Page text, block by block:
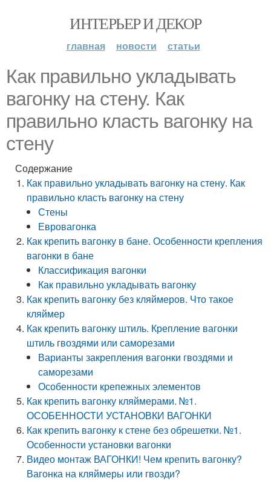
ИНТЕРЬЕР И ДЕКОР
главная новости статьи
Как правильно укладывать
вагонку на стену. Как
правильно класть вагонку на
стену
Содержание
Как правильно укладывать вагонку на стену. Как
правильно класть вагонку на стену
Стены
Евровагонка
Как крепить вагонку в бане. Особенности крепления
вагонки в бане
Классификация вагонки
Как правильно укладывать вагонку
Как крепить вагонку без кляймеров. Что такое
кляймер
Как крепить вагонку штиль. Крепление вагонки
штиль гвоздями или саморезами
Варианты закрепления вагонки гвоздями и
саморезами
Особенности крепежных элементов
Как крепить вагонку кляймерами. №1.
ОСОБЕННОСТИ УСТАНОВКИ ВАГОНКИ
Как крепить вагонку к стене без обрешетки. №1.
Особенности установки вагонки
Видео монтаж ВАГОНКИ! Чем крепить вагонку?
Вагонка на кляймеры или гвозди?